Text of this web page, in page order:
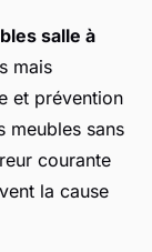
salle à
mais
et prévention
meubles sans
courante
la cause